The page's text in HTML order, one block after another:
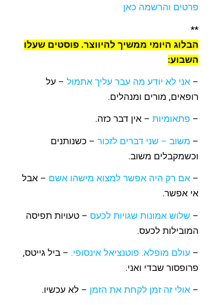
פרטים והרשמה כאן
**
הבלוג היומי ממשיך להיווצר. פוסטים שעלו
השבוע:
– אני לא יודע מה עבר עליך אתמול – על
רופאים, מורים ומנהלים.
– פתאומיות – אין דבר כזה.
– משוב – שני דברים לזכור – כשנותנים
וכשמקבלים משוב.
– אם רק היה אפשר למצוא מישהו אשם – אבל
אי אפשר.
– שלוש אמונות שגויות לכעס – טעויות תפיסה
המובילות לכעס.
– עולם מופלא. פוטנציאל אינסופי. – ביל גייטס,
פרופסור שבדי ואני.
– אולי זה זמן לקחת את הזמן – לא עכשיו.